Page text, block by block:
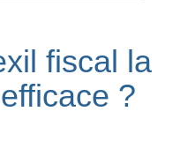
t
i
fiscal la
?